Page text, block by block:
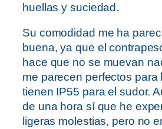
huellas y suciedad.
Su comodidad me ha
buena, ya que el
hace que no se muevan
me parecen perfectos para
tienen IP55 para el sudor.
de una hora sí que he
ligeras molestias, pero no